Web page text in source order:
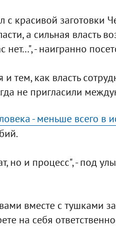
красивой заготовки
а сильная власть
- наигранно
тем, как власть
не пригласили
- меньше всего в
но и процесс", - под
вместе с тушками
на себя